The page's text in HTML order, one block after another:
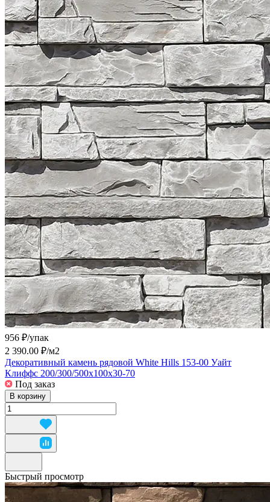
956 ₽/упак
2 390.00 ₽/м2
Декоративный камень рядовой White Hills 153-00 Уайт
Клиффс 200/300/500x100x30-70
Под заказ
В корзину
Быстрый просмотр